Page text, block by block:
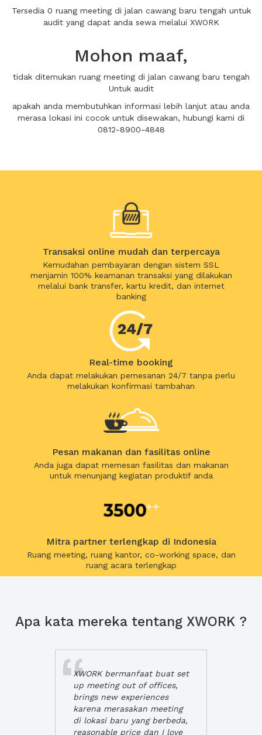
Tersedia 0 ruang meeting di jalan cawang baru tengah untuk
audit yang dapat anda sewa melalui XWORK
Mohon maaf,
tidak ditemukan ruang meeting di jalan cawang baru tengah
Untuk audit
apakah anda membutuhkan informasi lebih lanjut atau anda
merasa lokasi ini cocok untuk disewakan, hubungi kami di
0812-8900-4848
Transaksi online mudah dan terpercaya
Kemudahan pembayaran dengan sistem SSL
menjamin 100% keamanan transaksi yang dilakukan
melalui bank transfer, kartu kredit, dan internet
banking
Real-time booking
Anda dapat melakukan pemesanan 24/7 tanpa perlu
melakukan konfirmasi tambahan
Pesan makanan dan fasilitas online
Anda juga dapat memesan fasilitas dan makanan
untuk menunjang kegiatan produktif anda
Mitra partner terlengkap di Indonesia
Ruang meeting, ruang kantor, co-working space, dan
ruang acara terlengkap
Apa kata mereka tentang XWORK ?
XWORK bermanfaat buat set
up meeting out of offices,
brings new experiences
karena merasakan meeting
di lokasi baru yang berbeda,
reasonable price dan I love